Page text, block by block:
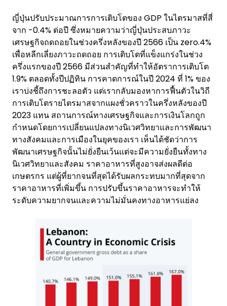
ญี่ปุ่นปรับประมาณการการเติบโตของ GDP ในไตรมาสที่สี่
จาก -0.4% ต่อปี ซึ่งหมายความว่าญี่ปุ่นประสบภาวะ
เศรษฐกิจถดถอยในช่วงครึ่งหลังของปี 2566 เป็น zero.4%
เพื่อหลีกเลี่ยงภาวะถดถอย การเติบโตที่แข็งแกร่งในช่วง
ครึ่งแรกของปี 2566 มีส่วนสำคัญที่ทำให้อัตราการเติบโต
1.9% ตลอดทั้งปีปฏิทิน การคาดการณ์ในปี 2024 ที่ 1% ของ
เราบ่งชี้ถึงการชะลอตัว แต่เรากลับมองหาการฟื้นตัวในวิถี
การเติบโตรายไตรมาสจากแผงชั่วคราวในครึ่งหลังของปี
2023 แทน สถานการณ์ทางเศรษฐกิจและการเงินโลกถูก
กำหนดโดยการเปลี่ยนแปลงทางนิเวศวิทยาและการพัฒนา
ทางสังคมและการเมืองในยุคของเรา เห็นได้ชัดว่าการ
พัฒนาเศรษฐกิจนั้นไม่ยั่งยืนเว้นแต่จะมีความยั่งยืนทั้งทาง
นิเวศวิทยาและสังคม ราคาอาหารที่สูงอาจส่งผลดีต่อ
เกษตรกร แต่ผู้ที่ยากจนที่สุดได้รับผลกระทบมากที่สุดจาก
ราคาอาหารที่เพิ่มขึ้น การปรับขึ้นราคาอาหารจะทำให้
ระดับความยากจนและความไม่มั่นคงทางอาหารแย่ลง